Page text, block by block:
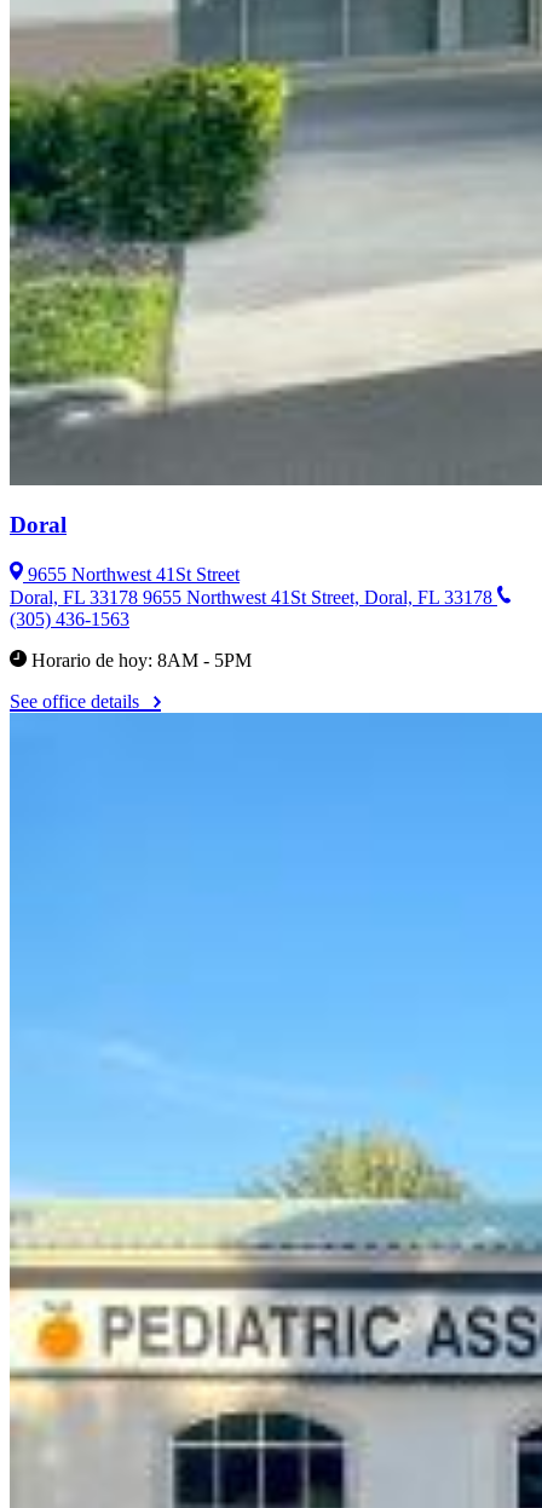
Doral
9655 Northwest 41St Street
Doral, FL 33178 9655 Northwest 41St Street, Doral, FL 33178
(305) 436-1563
Horario de hoy: 8AM - 5PM
See office details